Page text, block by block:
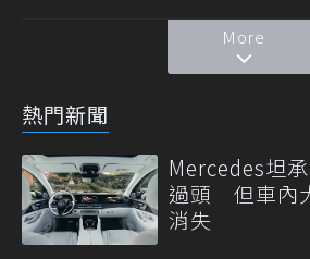
More
熱門新聞
Mercedes坦
過頭 但車內
消失